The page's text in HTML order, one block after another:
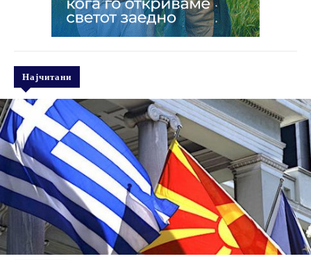
Најчитани